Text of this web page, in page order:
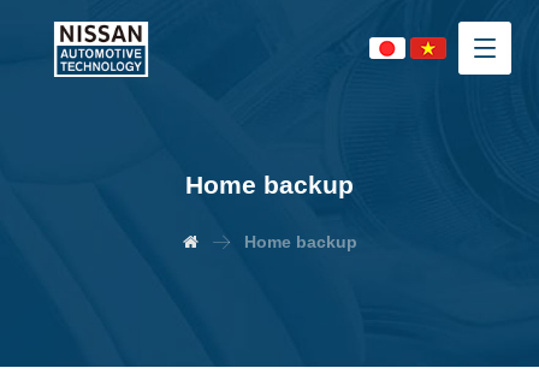
Home backup
Home backup